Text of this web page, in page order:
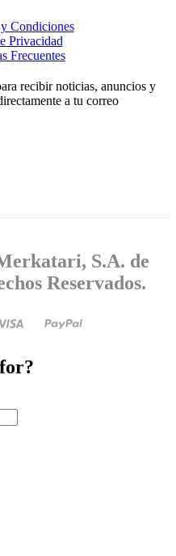
Condiciones
Privacidad
Frecuentes
recibir noticias, anuncios y
a tu correo
S.A. de
Reservados.